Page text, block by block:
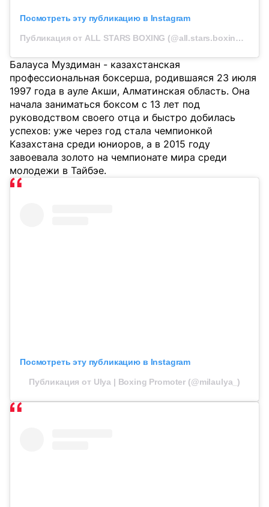
Посмотреть эту публикацию в Instagram
Публикация от ALL STARS BOXING (@all.stars.boxing.kz)
Балауса Муздиман - казахстанская
профессиональная боксерша, родившаяся 23 июля
1997 года в ауле Акши, Алматинская область. Она
начала заниматься боксом с 13 лет под
руководством своего отца и быстро добилась
успехов: уже через год стала чемпионкой
Казахстана среди юниоров, а в 2015 году
завоевала золото на чемпионате мира среди
молодежи в Тайбэе.
Посмотреть эту публикацию в Instagram
Публикация от Ulya | Boxing Promoter (@milaulya_)